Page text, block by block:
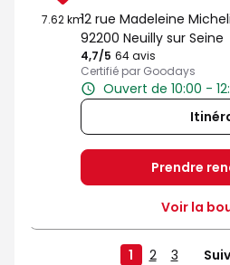
7.62 km12 rue Madeleine
92200 Neuilly sur Seine
4,7/5 Note de 4.7 sur 5
64 avis
Certifié par Goodays
Ouvert de 10:00 -
Prendre
Voir la
1 2 3